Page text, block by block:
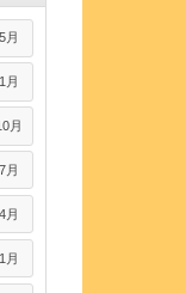
月
月
月
月
月
月